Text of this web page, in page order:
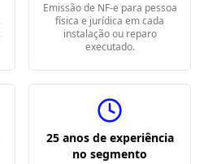
Emissão de NF-e para pessoa
física e jurídica em cada
instalação ou reparo
executado.
25 anos de experiência
no segmento